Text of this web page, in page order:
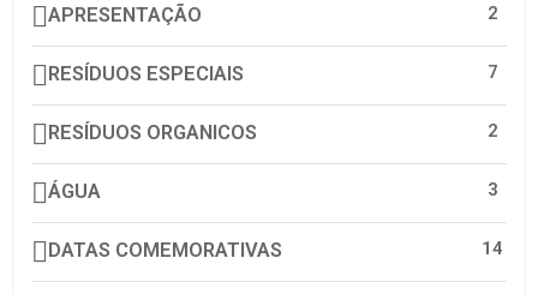
APRESENTAÇÃO 2
RESÍDUOS ESPECIAIS 7
RESÍDUOS ORGANICOS 2
ÁGUA 3
DATAS COMEMORATIVAS 14